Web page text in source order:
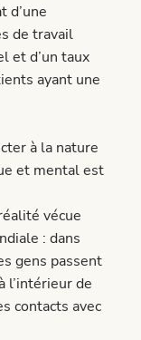
d’une
de travail
et d’un taux
ayant une
à la nature
et mental est
vécue
: dans
gens passent
l’intérieur de
contacts avec